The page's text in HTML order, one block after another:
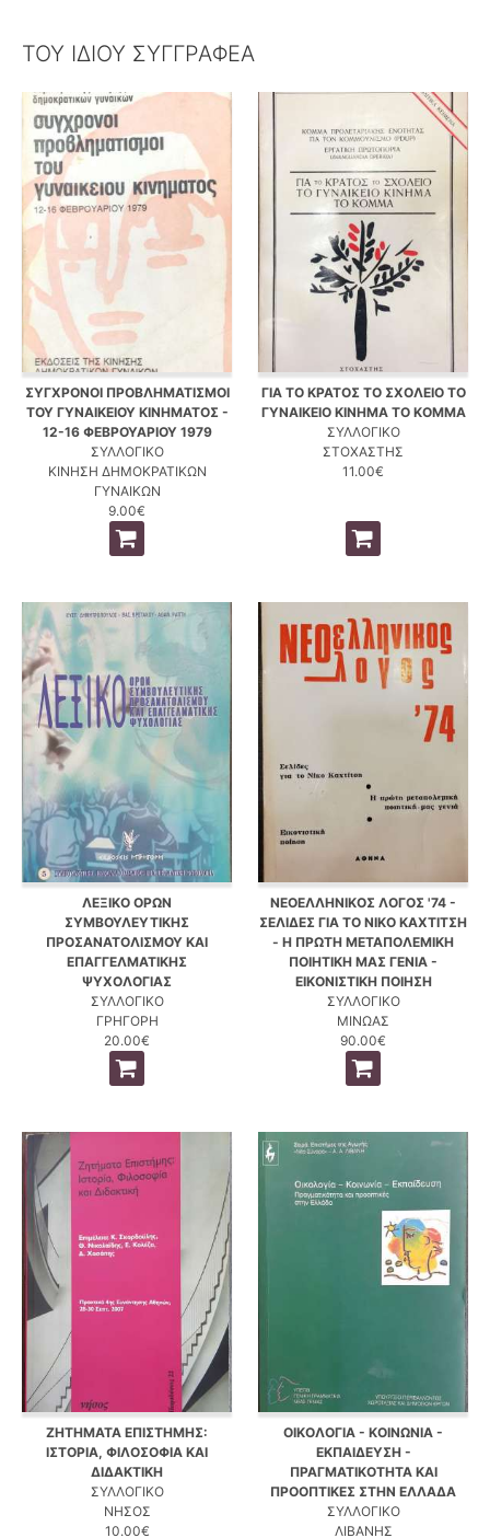
ΤΟΥ ΙΔΙΟΥ ΣΥΓΓΡΑΦΕΑ
ΣΥΓΧΡΟΝΟΙ ΠΡΟΒΛΗΜΑΤΙΣΜΟΙ
ΤΟΥ ΓΥΝΑΙΚΕΙΟΥ ΚΙΝΗΜΑΤΟΣ -
12-16 ΦΕΒΡΟΥΑΡΙΟΥ 1979
ΣΥΛΛΟΓΙΚΟ
ΚΙΝΗΣΗ ΔΗΜΟΚΡΑΤΙΚΩΝ
ΓΥΝΑΙΚΩΝ
9.00€
ΓΙΑ ΤΟ ΚΡΑΤΟΣ ΤΟ ΣΧΟΛΕΙΟ ΤΟ
ΓΥΝΑΙΚΕΙΟ ΚΙΝΗΜΑ ΤΟ ΚΟΜΜΑ
ΣΥΛΛΟΓΙΚΟ
ΣΤΟΧΑΣΤΗΣ
11.00€
ΛΕΞΙΚΟ ΟΡΩΝ
ΣΥΜΒΟΥΛΕΥΤΙΚΗΣ
ΠΡΟΣΑΝΑΤΟΛΙΣΜΟΥ ΚΑΙ
ΕΠΑΓΓΕΛΜΑΤΙΚΗΣ
ΨΥΧΟΛΟΓΙΑΣ
ΣΥΛΛΟΓΙΚΟ
ΓΡΗΓΟΡΗ
20.00€
ΝΕΟΕΛΛΗΝΙΚΟΣ ΛΟΓΟΣ '74 -
ΣΕΛΙΔΕΣ ΓΙΑ ΤΟ ΝΙΚΟ ΚΑΧΤΙΤΣΗ
- Η ΠΡΩΤΗ ΜΕΤΑΠΟΛΕΜΙΚΗ
ΠΟΙΗΤΙΚΗ ΜΑΣ ΓΕΝΙΑ -
ΕΙΚΟΝΙΣΤΙΚΗ ΠΟΙΗΣΗ
ΣΥΛΛΟΓΙΚΟ
ΜΙΝΩΑΣ
90.00€
ΖΗΤΗΜΑΤΑ ΕΠΙΣΤΗΜΗΣ:
ΙΣΤΟΡΙΑ, ΦΙΛΟΣΟΦΙΑ ΚΑΙ
ΔΙΔΑΚΤΙΚΗ
ΣΥΛΛΟΓΙΚΟ
ΝΗΣΟΣ
10.00€
ΟΙΚΟΛΟΓΙΑ - ΚΟΙΝΩΝΙΑ -
ΕΚΠΑΙΔΕΥΣΗ -
ΠΡΑΓΜΑΤΙΚΟΤΗΤΑ ΚΑΙ
ΠΡΟΟΠΤΙΚΕΣ ΣΤΗΝ ΕΛΛΑΔΑ
ΣΥΛΛΟΓΙΚΟ
ΛΙΒΑΝΗΣ